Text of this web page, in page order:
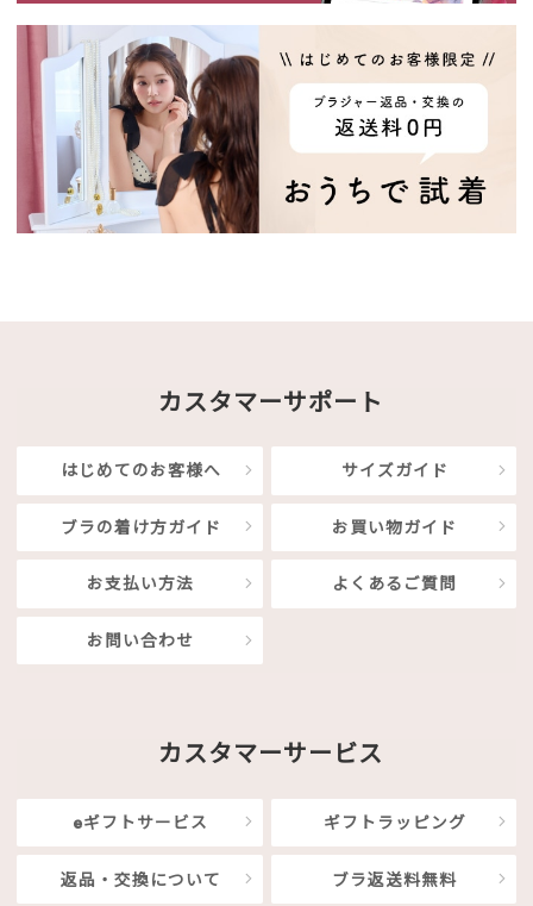
カスタマーサポート
はじめてのお客様へ サイズガイド
ブラの着け方ガイド お買い物ガイド
お支払い方法 よくあるご質問
お問い合わせ
カスタマーサービス
eギフトサービス ギフトラッピング
返品・交換について ブラ返送料無料